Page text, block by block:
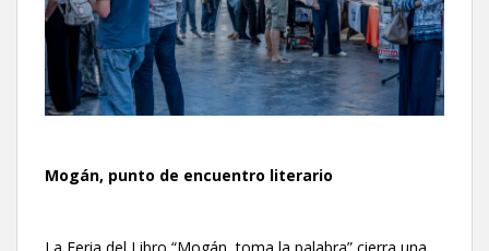
Mogán, punto de encuentro literario